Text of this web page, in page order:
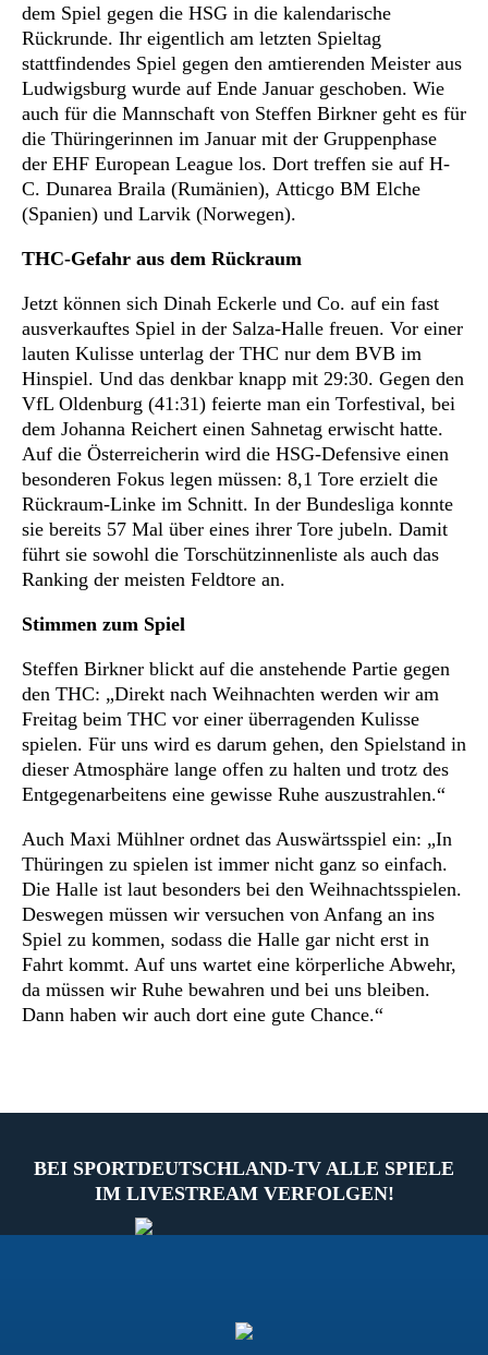
dem Spiel gegen die HSG in die kalendarische
Rückrunde. Ihr eigentlich am letzten Spieltag
stattfindendes Spiel gegen den amtierenden Meister aus
Ludwigsburg wurde auf Ende Januar geschoben. Wie
auch für die Mannschaft von Steffen Birkner geht es für
die Thüringerinnen im Januar mit der Gruppenphase
der EHF European League los. Dort treffen sie auf H-
C. Dunarea Braila (Rumänien), Atticgo BM Elche
(Spanien) und Larvik (Norwegen).
THC-Gefahr aus dem Rückraum
Jetzt können sich Dinah Eckerle und Co. auf ein fast
ausverkauftes Spiel in der Salza-Halle freuen. Vor einer
lauten Kulisse unterlag der THC nur dem BVB im
Hinspiel. Und das denkbar knapp mit 29:30. Gegen den
VfL Oldenburg (41:31) feierte man ein Torfestival, bei
dem Johanna Reichert einen Sahnetag erwischt hatte.
Auf die Österreicherin wird die HSG-Defensive einen
besonderen Fokus legen müssen: 8,1 Tore erzielt die
Rückraum-Linke im Schnitt. In der Bundesliga konnte
sie bereits 57 Mal über eines ihrer Tore jubeln. Damit
führt sie sowohl die Torschützinnenliste als auch das
Ranking der meisten Feldtore an.
Stimmen zum Spiel
Steffen Birkner blickt auf die anstehende Partie gegen
den THC: „Direkt nach Weihnachten werden wir am
Freitag beim THC vor einer überragenden Kulisse
spielen. Für uns wird es darum gehen, den Spielstand in
dieser Atmosphäre lange offen zu halten und trotz des
Entgegenarbeitens eine gewisse Ruhe auszustrahlen.“
Auch Maxi Mühlner ordnet das Auswärtsspiel ein: „In
Thüringen zu spielen ist immer nicht ganz so einfach.
Die Halle ist laut besonders bei den Weihnachtsspielen.
Deswegen müssen wir versuchen von Anfang an ins
Spiel zu kommen, sodass die Halle gar nicht erst in
Fahrt kommt. Auf uns wartet eine körperliche Abwehr,
da müssen wir Ruhe bewahren und bei uns bleiben.
Dann haben wir auch dort eine gute Chance.“
BEI SPORTDEUTSCHLAND-TV ALLE SPIELE
IM LIVESTREAM VERFOLGEN!